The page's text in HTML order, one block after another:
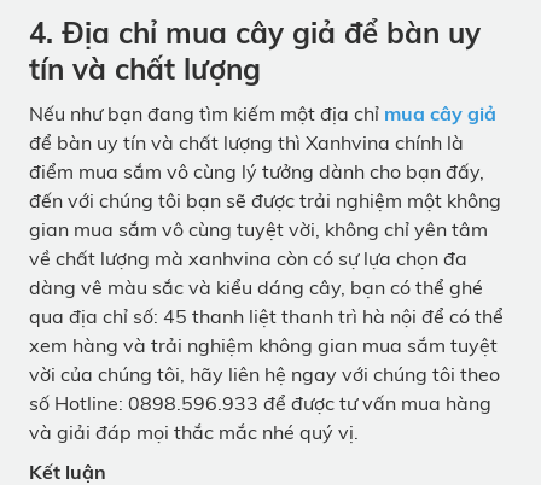
4. Địa chỉ mua cây giả để bàn uy
tín và chất lượng
Nếu như bạn đang tìm kiếm một địa chỉ mua cây giả
để bàn uy tín và chất lượng thì Xanhvina chính là
điểm mua sắm vô cùng lý tưởng dành cho bạn đấy,
đến với chúng tôi bạn sẽ được trải nghiệm một không
gian mua sắm vô cùng tuyệt vời, không chỉ yên tâm
về chất lượng mà xanhvina còn có sự lựa chọn đa
dàng vê màu sắc và kiểu dáng cây, bạn có thể ghé
qua địa chỉ số: 45 thanh liệt thanh trì hà nội để có thể
xem hàng và trải nghiệm không gian mua sắm tuyệt
vời của chúng tôi, hãy liên hệ ngay với chúng tôi theo
số Hotline: 0898.596.933 để được tư vấn mua hàng
và giải đáp mọi thắc mắc nhé quý vị.
Kết luận